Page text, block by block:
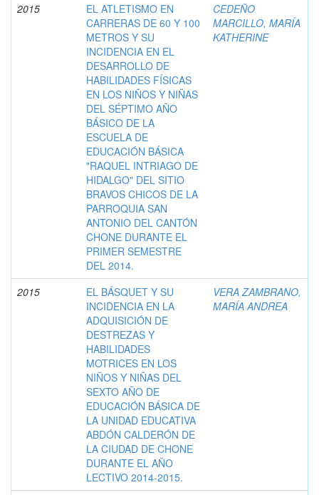
2015
EL ATLETISMO EN
CARRERAS DE 60 Y 100
METROS Y SU
INCIDENCIA EN EL
DESARROLLO DE
HABILIDADES FÍSICAS
EN LOS NIÑOS Y NIÑAS
DEL SÉPTIMO AÑO
BÁSICO DE LA
ESCUELA DE
EDUCACIÓN BÁSICA
"RAQUEL INTRIAGO DE
HIDALGO" DEL SITIO
BRAVOS CHICOS DE LA
PARROQUIA SAN
ANTONIO DEL CANTÓN
CHONE DURANTE EL
PRIMER SEMESTRE
DEL 2014.
CEDEÑO
MARCILLO, MARÍA
KATHERINE
2015
EL BÁSQUET Y SU
INCIDENCIA EN LA
ADQUISICIÓN DE
DESTREZAS Y
HABILIDADES
MOTRICES EN LOS
NIÑOS Y NIÑAS DEL
SEXTO AÑO DE
EDUCACIÓN BÁSICA DE
LA UNIDAD EDUCATIVA
ABDÓN CALDERÓN DE
LA CIUDAD DE CHONE
DURANTE EL AÑO
LECTIVO 2014-2015.
VERA ZAMBRANO,
MARÍA ANDREA